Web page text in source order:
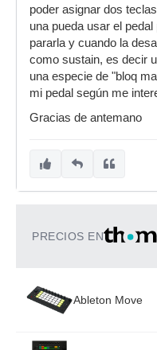
poder asignar dos
una pueda usar el
pararla y cuando la
como sustain, es decir
una especie de "bloq
mi pedal según me
Gracias de antemano
PRECIOS EN
Ableton Move